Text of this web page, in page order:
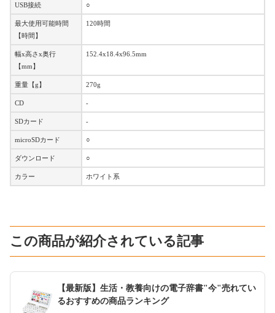
USB接続 ○
最大使用可能時間
【時間】
120時間
幅x高さx奥行
【mm】
152.4x18.4x96.5mm
重量【g】 270g
CD -
SDカード -
microSDカード ○
ダウンロード ○
カラー ホワイト系
この商品が紹介されている記事
【最新版】生活・教養向けの電子辞書"今"売れてい
るおすすめの商品ランキング